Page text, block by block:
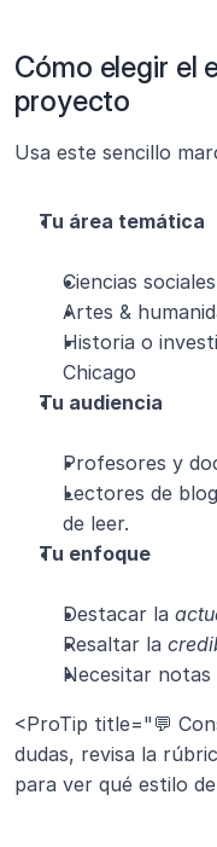
Cómo elegir el
proyecto
Usa este sencillo
Tu área temática
Ciencias
Artes &
Historia o
Chicago
Tu audiencia
Profesores y
Lectores de
de leer.
Tu enfoque
Destacar la
Resaltar la
Necesitar notas
<ProTip title="💬
dudas, revisa la
para ver qué estilo